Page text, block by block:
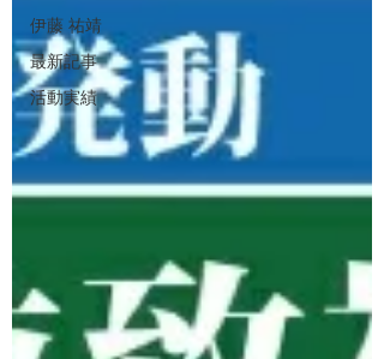
伊藤 祐靖
最新記事
活動実績